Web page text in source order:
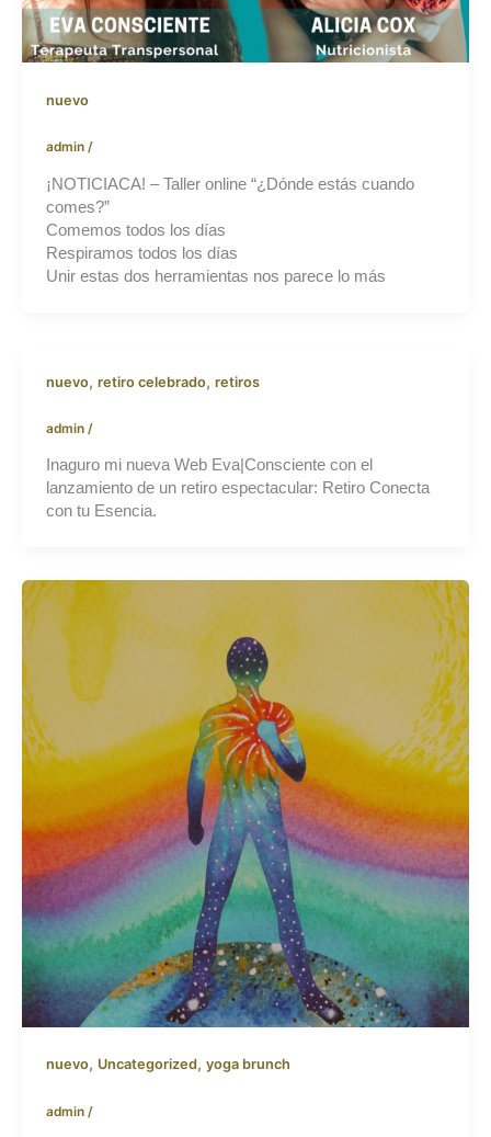
nuevo
admin /
¡NOTICIACA! – Taller online “¿Dónde estás cuando
comes?”
Comemos todos los días
Respiramos todos los días
Unir estas dos herramientas nos parece lo más
nuevo, retiro celebrado, retiros
admin /
Inaguro mi nueva Web Eva|Consciente con el
lanzamiento de un retiro espectacular: Retiro Conecta
con tu Esencia.
nuevo, Uncategorized, yoga brunch
admin /